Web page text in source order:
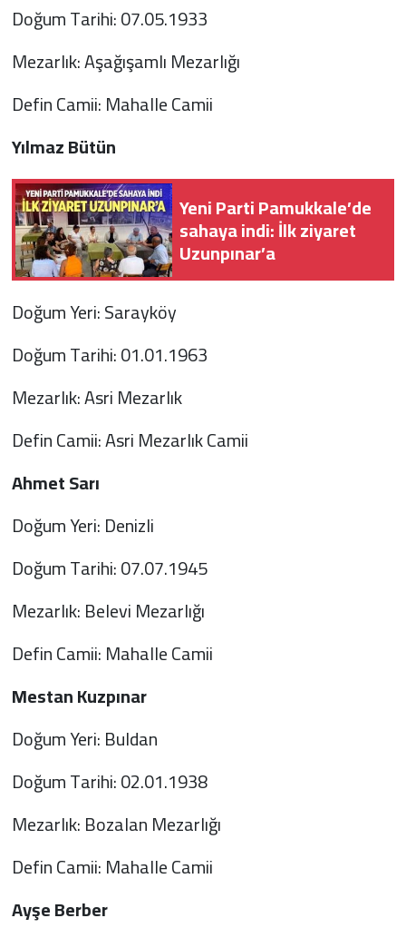
Doğum Tarihi: 07.05.1933
Mezarlık: Aşağışamlı Mezarlığı
Defin Camii: Mahalle Camii
Yılmaz Bütün
Yeni Parti Pamukkale’de
sahaya indi: İlk ziyaret
Uzunpınar’a
Doğum Yeri: Sarayköy
Doğum Tarihi: 01.01.1963
Mezarlık: Asri Mezarlık
Defin Camii: Asri Mezarlık Camii
Ahmet Sarı
Doğum Yeri: Denizli
Doğum Tarihi: 07.07.1945
Mezarlık: Belevi Mezarlığı
Defin Camii: Mahalle Camii
Mestan Kuzpınar
Doğum Yeri: Buldan
Doğum Tarihi: 02.01.1938
Mezarlık: Bozalan Mezarlığı
Defin Camii: Mahalle Camii
Ayşe Berber